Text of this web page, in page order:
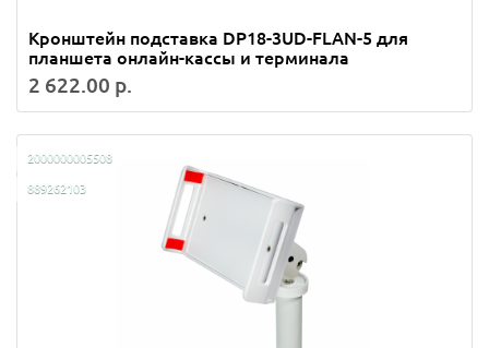
Кронштейн подставка DP18-3UD-FLAN-5 для
планшета онлайн-кассы и терминала
2 622.00 р.
2000000005508
889262103